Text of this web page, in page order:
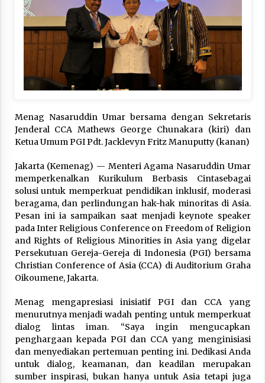
Hari Keempat Operasional Haji 2026, 15.349
Jemaah Telah Diberangkatkan
April 25, 2026
Bapenda Provinsi Banten Gandeng Politisi PKB
Gelar Penyuluhan Optimalisasi Pajak Daerah di
Kota Tangerang
Jemaah Haji Indonesia Mulai Berangkat
Melalui Makkah Route, Layanan Kian Mudah
dan Terintegrasi
Dilema Perang AS-Israel VS Iran: Menang
Kekuatan Tempur, Kalah dalam Strategi
April 22, 2026
Laporan Aljazeera.net, Fasilitas Nuklir Iran
antara Pegawasan dan Pembongkaran : Apa
saja Skenario yang Mungkin Terjadi ?
February 7, 2026
Menag Nasaruddin Umar bersama dengan Sekretaris
Jenderal CCA Mathews George Chunakara (kiri) dan
Ketua Umum PGI Pdt. Jacklevyn Fritz Manuputty (kanan)
Jakarta (Kemenag) — Menteri Agama Nasaruddin Umar
memperkenalkan Kurikulum Berbasis Cintasebagai
solusi untuk memperkuat pendidikan inklusif, moderasi
beragama, dan perlindungan hak-hak minoritas di Asia.
Pesan ini ia sampaikan saat menjadi keynote speaker
pada Inter Religious Conference on Freedom of Religion
and Rights of Religious Minorities in Asia yang digelar
Persekutuan Gereja-Gereja di Indonesia (PGI) bersama
Christian Conference of Asia (CCA) di Auditorium Graha
Oikoumene, Jakarta.
Menag mengapresiasi inisiatif PGI dan CCA yang
menurutnya menjadi wadah penting untuk memperkuat
dialog lintas iman. “Saya ingin mengucapkan
penghargaan kepada PGI dan CCA yang menginisiasi
dan menyediakan pertemuan penting ini. Dedikasi Anda
untuk dialog, keamanan, dan keadilan merupakan
sumber inspirasi, bukan hanya untuk Asia tetapi juga